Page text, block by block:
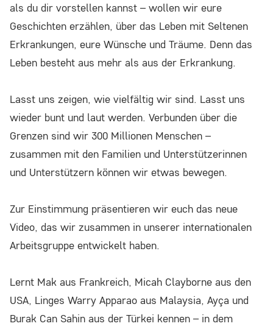
als du dir vorstellen kannst – wollen wir eure
Geschichten erzählen, über das Leben mit Seltenen
Erkrankungen, eure Wünsche und Träume. Denn das
Leben besteht aus mehr als aus der Erkrankung.
Lasst uns zeigen, wie vielfältig wir sind. Lasst uns
wieder bunt und laut werden. Verbunden über die
Grenzen sind wir 300 Millionen Menschen –
zusammen mit den Familien und Unterstützerinnen
und Unterstützern können wir etwas bewegen.
Zur Einstimmung präsentieren wir euch das neue
Video, das wir zusammen in unserer internationalen
Arbeitsgruppe entwickelt haben.
Lernt Mak aus Frankreich, Micah Clayborne aus den
USA, Linges Warry Apparao aus Malaysia, Ayça und
Burak Can Sahin aus der Türkei kennen – in dem
Einverständnis-Cookie
Name:
cookie_consent
Zweck:
Dieser Cookie speichert die ausgewählten
Einverständnis-Optionen des Benutzers
Cookie Laufzeit:
1 Jahr
STATISTIK
anonym. Diese Informationen helfen uns zu
verstehen, wie unsere Besucher unsere
Website nutzen.